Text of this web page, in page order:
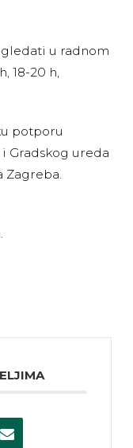
u radnom
18-20 h,
potporu
Gradskog ureda
Zagreba.